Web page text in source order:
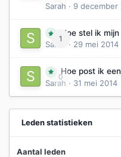
Sarah · 9 december
1
Hoe stel ik
Sarah
· 29 mei 2014
0
Hoe post ik
Sarah · 31 mei 2014
Leden statistieken
Aantal leden